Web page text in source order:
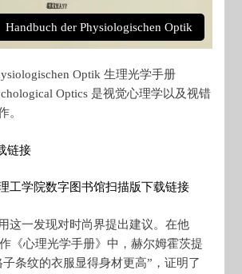
Handbuch der Physiologischen Optik
Optik 生理光学手册
Optics 是视觉心理学以及视错
。
链接
工学院数字图书馆扫描版下载链接
这一发现对时尚界提出建议。在他
《心理光学手册》中，赫尔姆霍茨提
条纹的衣服显得身材更高”，证明了